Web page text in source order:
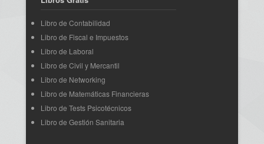
Libro de Contabilidad
Libro de Fiscal e Impuestos
Libro de Laboral
Libro de Civil y Mercantil
Libro de Networking
Libro de Matemáticas Financieras
Libro de Tests Psicotécnicos
Libro de Gestión Sanitaria